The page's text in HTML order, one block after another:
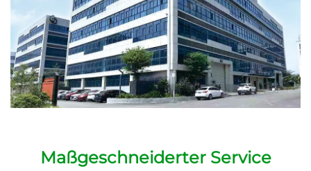
Maßgeschneiderter Service